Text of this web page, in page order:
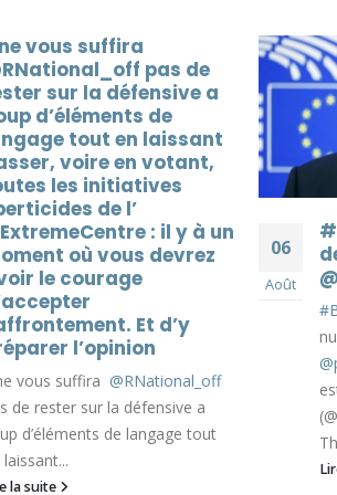
06
Août
#Breton pour un « Rideau
de fer numérique » selon
@philippejeanpr1
pour un « Rideau de fer
numérique » selon
@philippejeanpr1
Fdesouche.com
est une revue de presse
(@F_Desouche)Après Ceuta,
Thierry Breton...